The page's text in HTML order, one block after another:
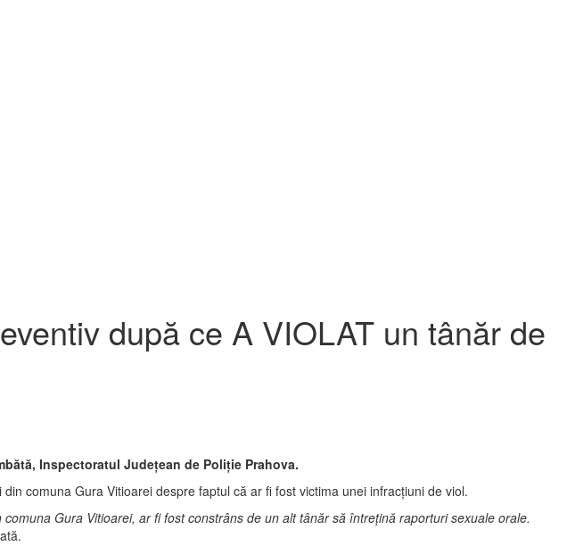
după ce A VIOLAT un tânăr de
Inspectoratul Judeţean de Poliţie Prahova.
comuna Gura Vitioarei despre faptul că ar fi fost victima unei infracţiuni de viol.
Gura Vitioarei, ar fi fost constrâns de un alt tânăr să întreţină raporturi sexuale orale.